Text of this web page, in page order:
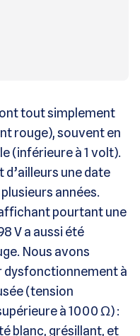
tout simplement
rouge), souvent en
(inférieure à 1 volt).
d’ailleurs une date
années.
pourtant une
V a aussi été
Nous avons
dysfonctionnement à
(tension
à 1000Ω) :
blanc, grésillant, et